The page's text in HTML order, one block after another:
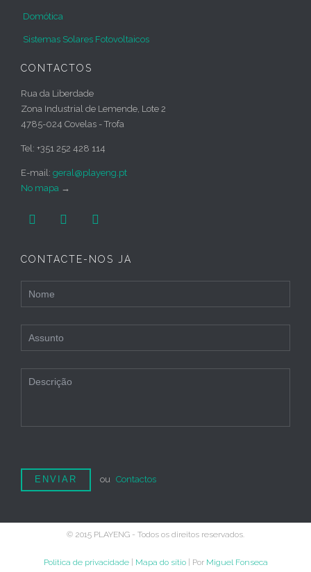
Domótica
Sistemas Solares Fotovoltaicos
CONTACTOS
Rua da Liberdade
Zona Industrial de Lemende, Lote 2
4785-024 Covelas - Trofa
Tel: +351 252 428 114
E-mail: geral@playeng.pt
No mapa →
  
CONTACTE-NOS JÁ
ou Contactos
© 2015 PLAYENG - Todos os direitos reservados.
Politica de privacidade| Mapa do sítio| Por Miguel Fonseca